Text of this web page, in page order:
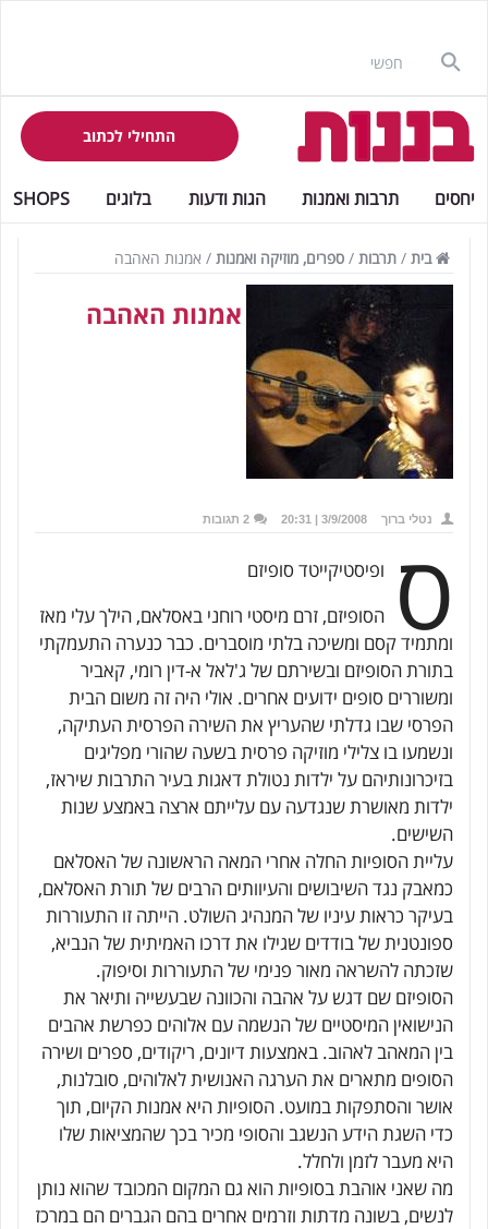
התחילי לכתוב
יחסים תרבות ואמנות הגות ודעות בלוגים SHOPS
בית / תרבות / ספרים, מוזיקה ואמנות / אמנות האהבה
אמנות האהבה
נטלי ברוך 3/9/2008 | 20:31 2 תגובות
ס
ופיסטיקייטד סופיזם
הסופיזם, זרם מיסטי רוחני באסלאם, הילך עלי מאז
ומתמיד קסם ומשיכה בלתי מוסברים. כבר כנערה התעמקתי
בתורת הסופיזם ובשירתם של ג'לאל א-דין רומי, קאביר
ומשוררים סופים ידועים אחרים. אולי היה זה משום הבית
הפרסי שבו גדלתי שהעריץ את השירה הפרסית העתיקה,
ונשמעו בו צלילי מוזיקה פרסית בשעה שהורי מפליגים
בזיכרונותיהם על ילדות נטולת דאגות בעיר התרבות שיראז,
ילדות מאושרת שנגדעה עם עלייתם ארצה באמצע שנות
השישים.
עליית הסופיות החלה אחרי המאה הראשונה של האסלאם
כמאבק נגד השיבושים והעיוותים הרבים של תורת האסלאם,
בעיקר כראות עיניו של המנהיג השולט. הייתה זו התעוררות
ספונטנית של בודדים שגילו את דרכו האמיתית של הנביא,
שזכתה להשראה מאור פנימי של התעוררות וסיפוק.
הסופיזם שם דגש על אהבה והכוונה שבעשייה ותיאר את
הנישואין המיסטיים של הנשמה עם אלוהים כפרשת אהבים
בין המאהב לאהוב. באמצעות דיונים, ריקודים, ספרים ושירה
הסופים מתארים את הערגה האנושית לאלוהים, סובלנות,
אושר והסתפקות במועט. הסופיות היא אמנות הקיום, תוך
כדי השגת הידע הנשגב והסופי מכיר בכך שהמציאות שלו
היא מעבר לזמן ולחלל.
מה שאני אוהבת בסופיות הוא גם המקום המכובד שהוא נותן
לנשים, בשונה מדתות וזרמים אחרים בהם הגברים הם במרכז